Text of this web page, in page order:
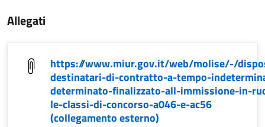
Allegati
https://www.miur.gov.it/web/molise/-/
destinatari-di-contratto-a-tempo-
determinato-finalizzato-all-immissione-in-
le-classi-di-concorso-a046-e-ac56
(collegamento esterno)